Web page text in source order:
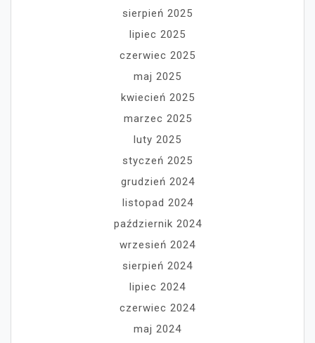
sierpień 2025
lipiec 2025
czerwiec 2025
maj 2025
kwiecień 2025
marzec 2025
luty 2025
styczeń 2025
grudzień 2024
listopad 2024
październik 2024
wrzesień 2024
sierpień 2024
lipiec 2024
czerwiec 2024
maj 2024